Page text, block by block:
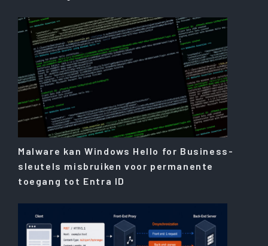
Malware kan Windows Hello for Business-
sleutels misbruiken voor permanente
toegang tot Entra ID